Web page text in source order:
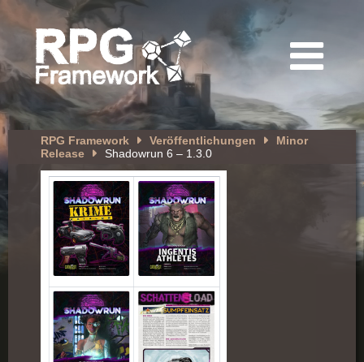
RPG Framework Veröffentlichungen
Minor
Release
Shadowrun 6 – 1.3.0